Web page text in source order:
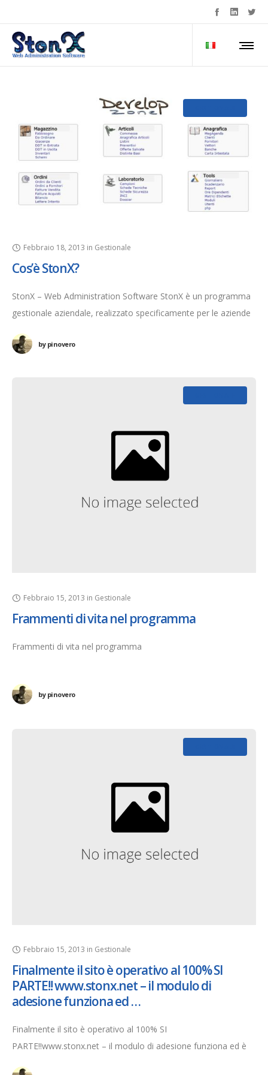
Febbraio 18, 2013 in Gestionale
Cos’è StonX?
StonX – Web Administration Software StonX è un programma
gestionale aziendale, realizzato specificamente per le aziende
multifunzionale e personalizzabile, è ideale per
bypinovero
Febbraio 15, 2013 in Gestionale
Frammenti di vita nel programma
Frammenti di vita nel programma
bypinovero
Febbraio 15, 2013 in Gestionale
Finalmente il sito è operativo al 100% SI
PARTE!! www.stonx.net – il modulo di
adesione funziona ed …
Finalmente il sito è operativo al 100% SI
PARTE!!www.stonx.net – il modulo di adesione funziona ed è